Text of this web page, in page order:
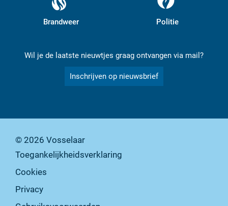
Brandweer Politie
Wil je de laatste nieuwtjes graag ontvangen via mail?
Inschrijven op nieuwsbrief
© 2026 Vosselaar
Toegankelijkheidsverklaring
Cookies
Privacy